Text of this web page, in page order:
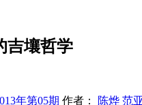
吉壤哲学
年第05期 作者： 陈烨 范